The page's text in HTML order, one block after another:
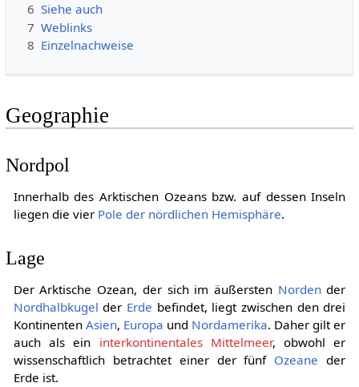
6 Siehe auch
7 Weblinks
8 Einzelnachweise
Geographie
Nordpol
Innerhalb des Arktischen Ozeans bzw. auf dessen Inseln
liegen die vier Pole der nördlichen Hemisphäre.
Lage
Der Arktische Ozean, der sich im äußersten Nordender
Nordhalbkugel der Erde befindet, liegt zwischen den drei
Kontinenten Asien, Europa und Nordamerika. Daher gilt er
auch als ein interkontinentales Mittelmeer, obwohl er
wissenschaftlich betrachtet einer der fünf Ozeane der
Erde ist.